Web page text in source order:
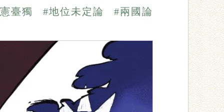
#兩國論
#地位未定論
臺獨